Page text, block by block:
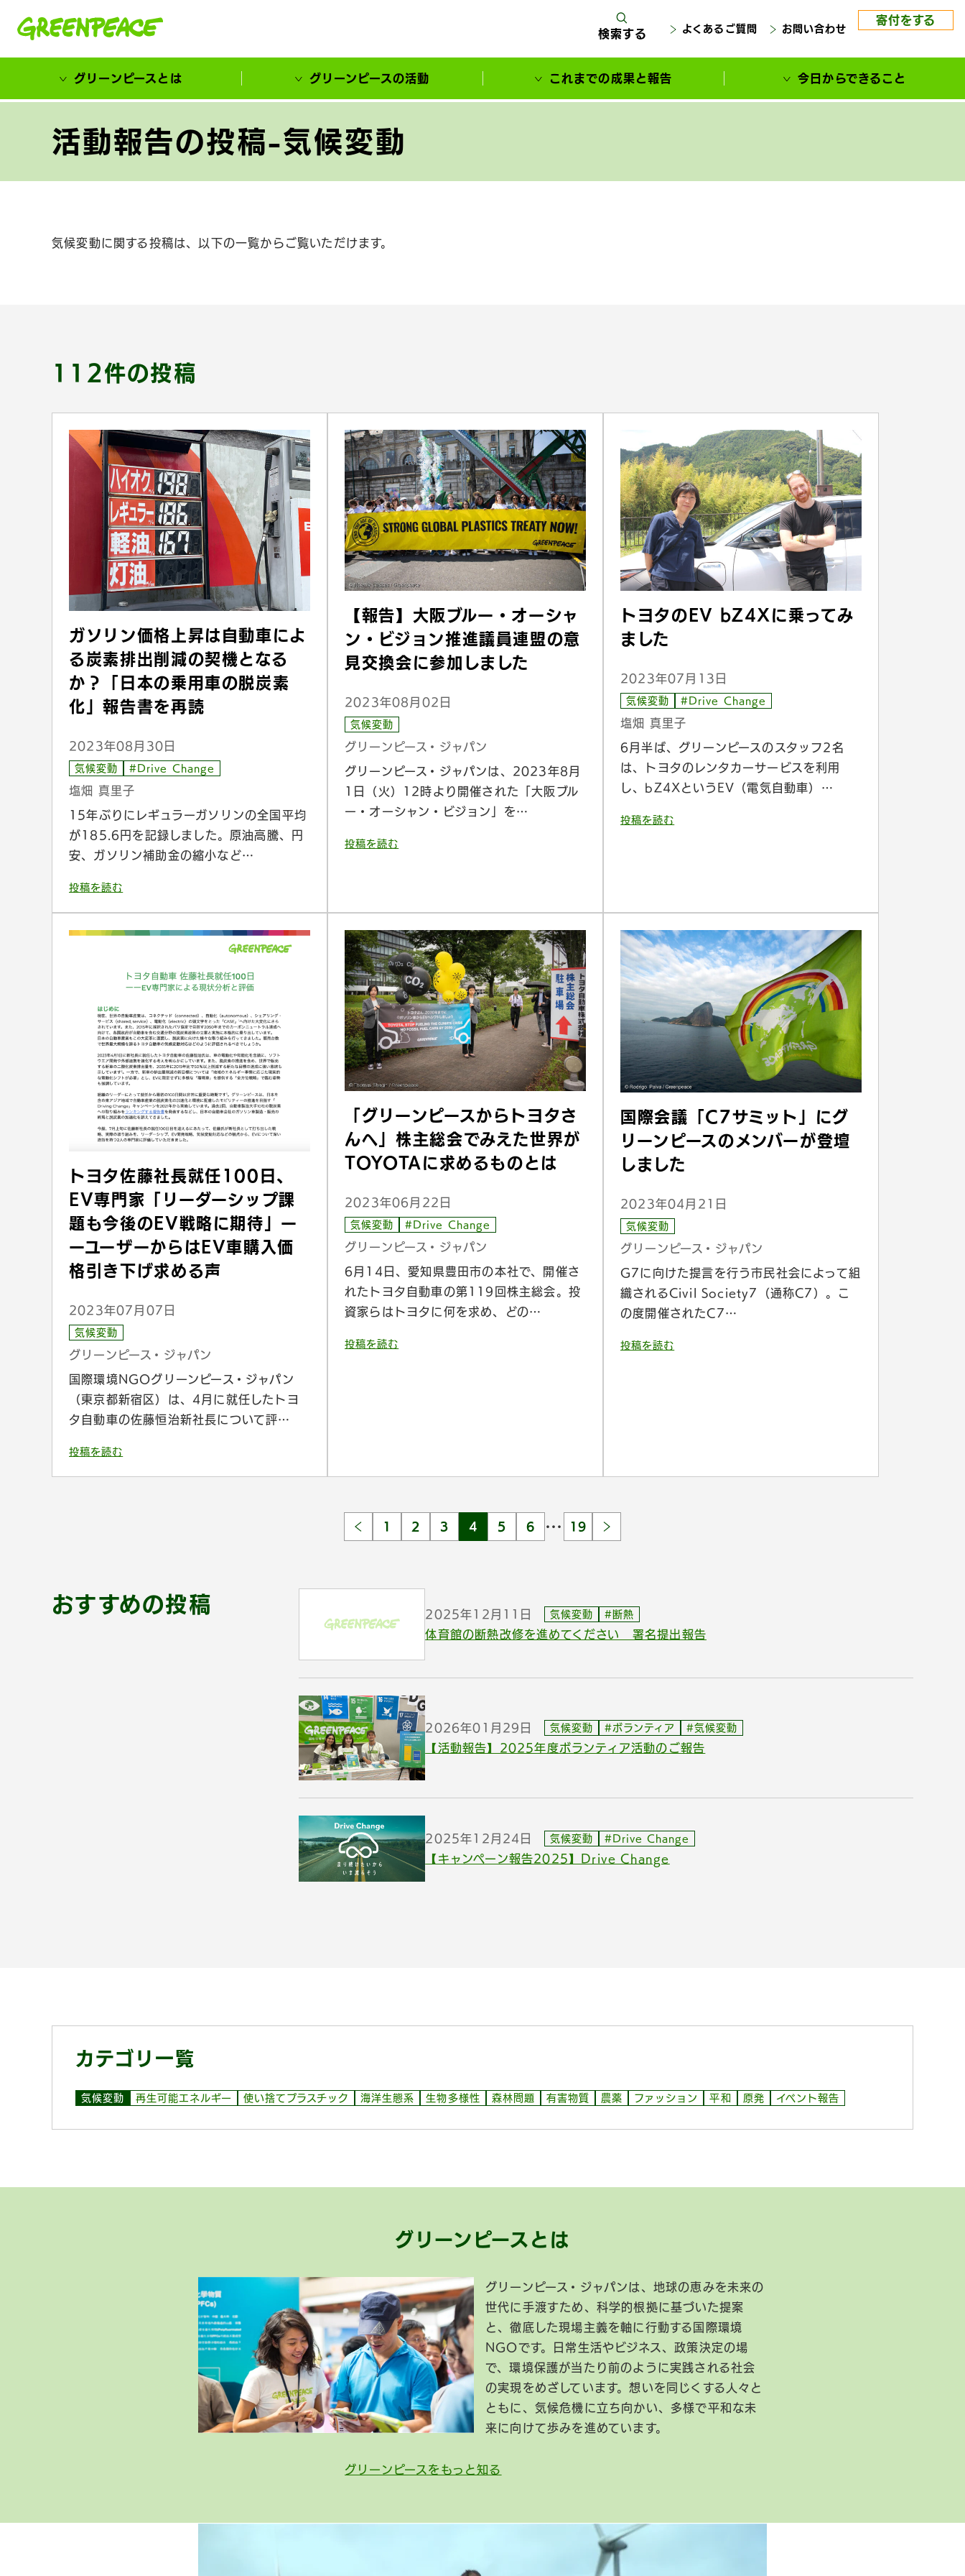
検索する よくあるご質問 お問い合わせ
寄付をする
グリーンピースとは グリーンピースの活動 これまでの成果と報告 今日からできること
活動報告の投稿-気候変動
気候変動に関する投稿は、以下の一覧からご覧いただけます。
112件の投稿
ガソリン価格上昇は自動車によ
る炭素排出削減の契機となる
か？「日本の乗用車の脱炭素
化」報告書を再読
2023年08月30日
気候変動 #Drive Change
塩畑 真里子
15年ぶりにレギュラーガソリンの全国平均
が185.6円を記録しました。原油高騰、円
安、ガソリン補助金の縮小など…
投稿を読む
【報告】大阪ブルー・オーシャ
ン・ビジョン推進議員連盟の意
見交換会に参加しました
2023年08月02日
気候変動
グリーンピース・ジャパン
グリーンピース・ジャパンは、2023年8月
1日（火）12時より開催された「大阪ブル
ー・オーシャン・ビジョン」を…
投稿を読む
トヨタのEV bZ4Xに乗ってみ
ました
2023年07月13日
気候変動 #Drive Change
塩畑 真里子
6月半ば、グリーンピースのスタッフ2名
は、トヨタのレンタカーサービスを利用
し、bZ4XというEV（電気自動車）…
投稿を読む
トヨタ佐藤社長就任100日、
EV専門家「リーダーシップ課
題も今後のEV戦略に期待」ー
ーユーザーからはEV車購入価
格引き下げ求める声
2023年07月07日
気候変動
グリーンピース・ジャパン
国際環境NGOグリーンピース・ジャパン
（東京都新宿区）は、4月に就任したトヨ
タ自動車の佐藤恒治新社長について評…
投稿を読む
「グリーンピースからトヨタさ
んへ」株主総会でみえた世界が
TOYOTAに求めるものとは
2023年06月22日
気候変動 #Drive Change
グリーンピース・ジャパン
6月14日、愛知県豊田市の本社で、開催さ
れたトヨタ自動車の第119回株主総会。投
資家らはトヨタに何を求め、どの…
投稿を読む
国際会議「C7サミット」にグ
リーンピースのメンバーが登壇
しました
2023年04月21日
気候変動
グリーンピース・ジャパン
G7に向けた提言を行う市民社会によって組
織されるCivil Society7（通称C7）。こ
の度開催されたC7…
投稿を読む
1 2 3 4 5 6 … 19
おすすめの投稿 2025年12月11日 気候変動 #断熱
体育館の断熱改修を進めてください 署名提出報告
2026年01月29日 気候変動 #ボランティア #気候変動
【活動報告】2025年度ボランティア活動のご報告
2025年12月24日 気候変動 #Drive Change
【キャンペーン報告2025】Drive Change
カテゴリ一覧
気候変動 再生可能エネルギー 使い捨てプラスチック 海洋生態系 生物多様性 森林問題 有害物質 農薬 ファッション 平和 原発 イベント報告
グリーンピースとは
グリーンピース・ジャパンは、地球の恵みを未来の
世代に手渡すため、科学的根拠に基づいた提案
と、徹底した現場主義を軸に行動する国際環境
NGOです。日常生活やビジネス、政策決定の場
で、環境保護が当たり前のように実践される社会
の実現をめざしています。想いを同じくする人々と
ともに、気候危機に立ち向かい、多様で平和な未
来に向けて歩みを進めています。
グリーンピースをもっと知る